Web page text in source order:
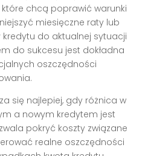
chcą poprawić warunki
miesięczne raty lub
do aktualnej sytuacji
do sukcesu jest dokładna
oszczędności
się najlepiej, gdy różnica w
a nowym kredytem jest
pokryć koszty związane
realne oszczędności